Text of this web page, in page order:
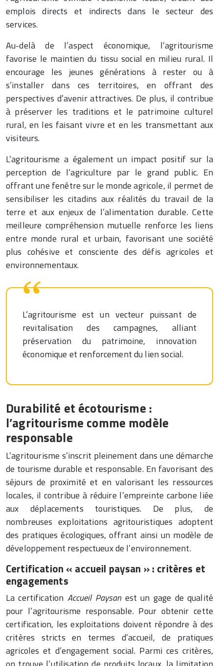
emplois directs et indirects dans le secteur des
services.
Au-delà de l’aspect économique, l’agritourisme
favorise le maintien du tissu social en milieu rural. Il
encourage les jeunes générations à rester ou à
s’installer dans ces territoires, en offrant des
perspectives d’avenir attractives. De plus, il contribue
à préserver les traditions et le patrimoine culturel
rural, en les faisant vivre et en les transmettant aux
visiteurs.
L’agritourisme a également un impact positif sur la
perception de l’agriculture par le grand public. En
offrant une fenêtre sur le monde agricole, il permet de
sensibiliser les citadins aux réalités du travail de la
terre et aux enjeux de l’alimentation durable. Cette
meilleure compréhension mutuelle renforce les liens
entre monde rural et urbain, favorisant une société
plus cohésive et consciente des défis agricoles et
environnementaux.
L’agritourisme est un vecteur puissant de
revitalisation des campagnes, alliant
préservation du patrimoine, innovation
économique et renforcement du lien social.
Durabilité et écotourisme :
l’agritourisme comme modèle
responsable
L’agritourisme s’inscrit pleinement dans une démarche
de tourisme durable et responsable. En favorisant des
séjours de proximité et en valorisant les ressources
locales, il contribue à réduire l’empreinte carbone liée
aux déplacements touristiques. De plus, de
nombreuses exploitations agritouristiques adoptent
des pratiques écologiques, offrant ainsi un modèle de
développement respectueux de l’environnement.
Certification « accueil paysan » : critères et
engagements
La certification Accueil Paysan est un gage de qualité
pour l’agritourisme responsable. Pour obtenir cette
certification, les exploitations doivent répondre à des
critères stricts en termes d’accueil, de pratiques
agricoles et d’engagement social. Parmi ces critères,